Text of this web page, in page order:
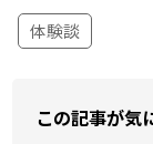
体験談
この記事が気